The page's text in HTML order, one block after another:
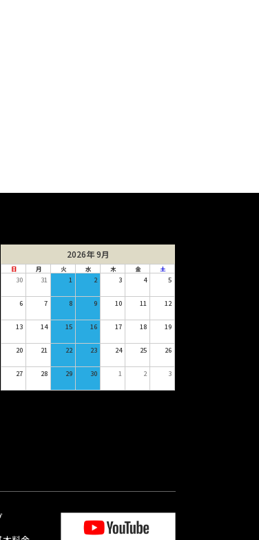
2026年 9月
日 月 火 水 木 金 土
30 31 1 2 3 4 5
6 7 8 9 10 11 12
13 14 15 16 17 18 19
20 21 22 23 24 25 26
27 28 29 30 1 2 3